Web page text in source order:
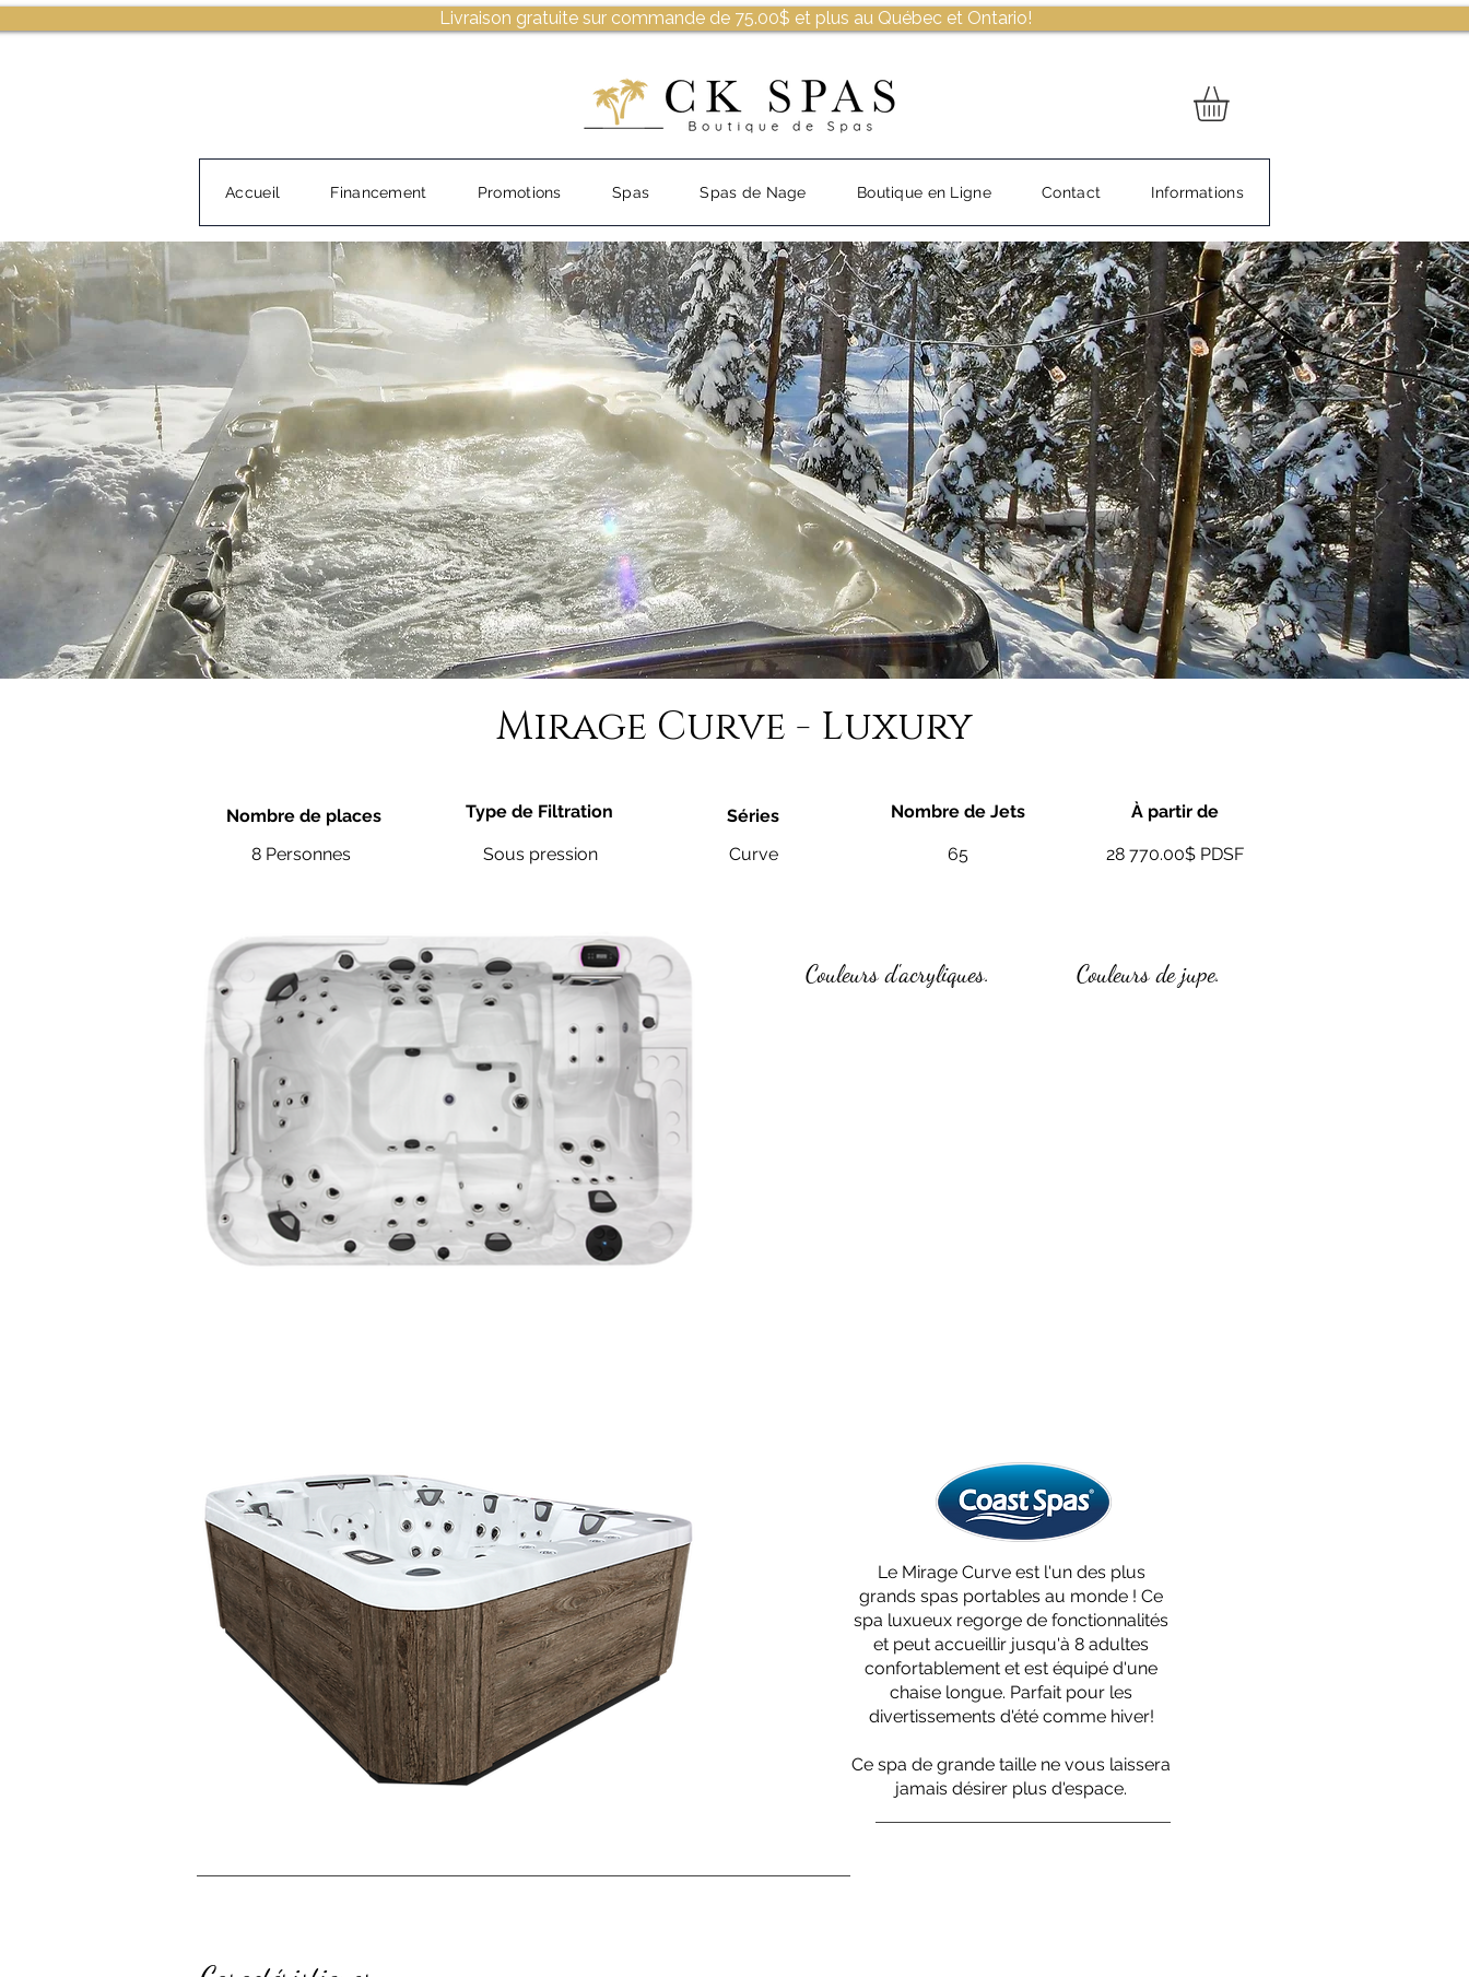
Livraison gratuite sur commande de 75.00$ et plus au Québec et Ontario!
Accueil Financement Promotions Spas Spas de Nage Boutique en Ligne Contact Informations
Mirage Curve - Luxury
Nombre de places Type de Filtration
8 Personnes Sous pression
Séries
Curve
Nombre de Jets
65
À partir de
28 770.00$ PDSF
Couleurs d'acryliques. Couleurs de jupe.
Le Mirage Curve est l'un des plus
grands spas portables au monde ! Ce
spa luxueux regorge de fonctionnalités
et peut accueillir jusqu'à 8 adultes
confortablement et est équipé d'une
chaise longue. Parfait pour les
divertissements d'été comme hiver!
Ce spa de grande taille ne vous laissera
jamais désirer plus d'espace.